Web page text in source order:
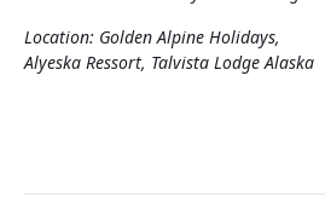
Location: Golden Alpine Holidays,
Alyeska Ressort, Talvista Lodge Alaska